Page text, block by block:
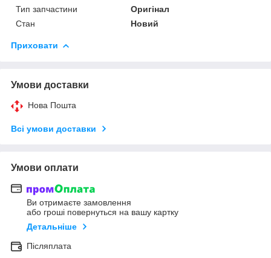
Тип запчастини
Оригінал
Стан
Новий
Приховати
Умови доставки
Нова Пошта
Всі умови доставки
Умови оплати
Ви отримаєте замовлення
або гроші повернуться на вашу картку
Детальніше
Післяплата